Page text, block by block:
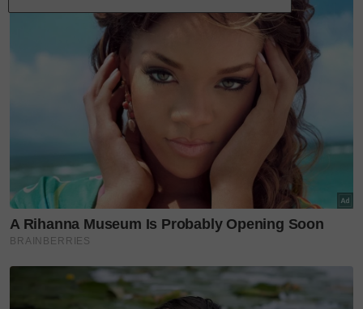
Turut menjadi tarikan ialah Koleksi Warisan
eksklusif yang hanya boleh didapati di butik ini,
menjadikannya destinasi ideal untuk mencari
hadiah bagi majlis cukur jambul, akikah atau
meraikan kelahiran.